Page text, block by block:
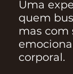
Uma
quem
mas com
corporal.